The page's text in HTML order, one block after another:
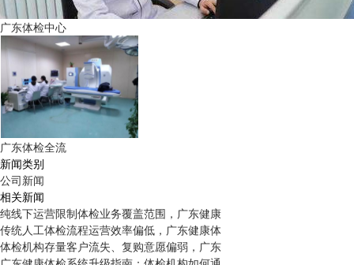
广东体检中心
广东体检全流
新闻类别
公司新闻
相关新闻
纯线下运营限制体检业务覆盖范围，广东健康
传统人工体检流程运营效率偏低，广东健康体
体检机构存量客户流失、复购意愿偏弱，广东